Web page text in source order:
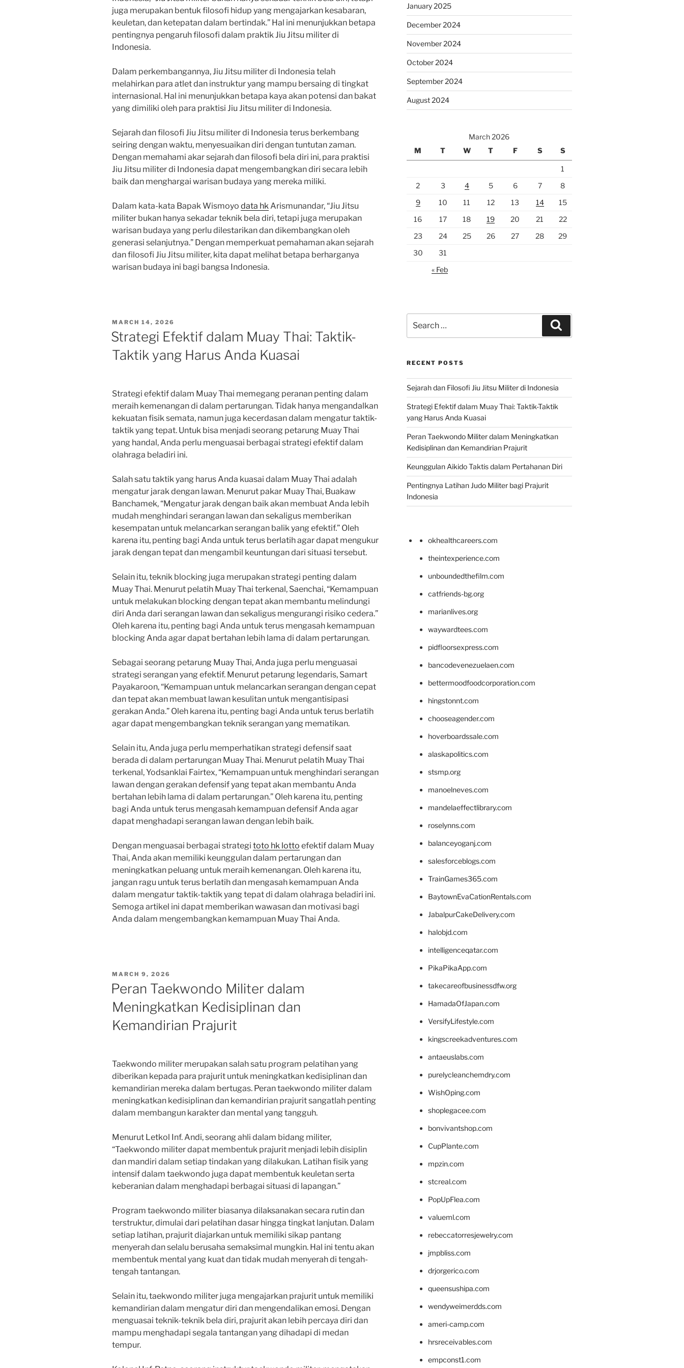
juga merupakan bentuk filosofi hidup yang mengajarkan kesabaran,
keuletan, dan ketepatan dalam bertindak.” Hal ini menunjukkan betapa
pentingnya pengaruh filosofi dalam praktik Jiu Jitsu militer di
Indonesia.
Dalam perkembangannya, Jiu Jitsu militer di Indonesia telah
melahirkan para atlet dan instruktur yang mampu bersaing di tingkat
internasional. Hal ini menunjukkan betapa kaya akan potensi dan bakat
yang dimiliki oleh para praktisi Jiu Jitsu militer di Indonesia.
Sejarah dan filosofi Jiu Jitsu militer di Indonesia terus berkembang
seiring dengan waktu, menyesuaikan diri dengan tuntutan zaman.
Dengan memahami akar sejarah dan filosofi bela diri ini, para praktisi
Jiu Jitsu militer di Indonesia dapat mengembangkan diri secara lebih
baik dan menghargai warisan budaya yang mereka miliki.
Dalam kata-kata Bapak Wismoyo data hk Arismunandar, “Jiu Jitsu
militer bukan hanya sekadar teknik bela diri, tetapi juga merupakan
warisan budaya yang perlu dilestarikan dan dikembangkan oleh
generasi selanjutnya.” Dengan memperkuat pemahaman akan sejarah
dan filosofi Jiu Jitsu militer, kita dapat melihat betapa berharganya
warisan budaya ini bagi bangsa Indonesia.
POSTED
MARCH 14, 2026
Strategi Efektif dalam Muay Thai: Taktik-
Taktik yang Harus Anda Kuasai
Strategi efektif dalam Muay Thai memegang peranan penting dalam
meraih kemenangan di dalam pertarungan. Tidak hanya mengandalkan
kekuatan fisik semata, namun juga kecerdasan dalam mengatur taktik-
taktik yang tepat. Untuk bisa menjadi seorang petarung Muay Thai
yang handal, Anda perlu menguasai berbagai strategi efektif dalam
olahraga beladiri ini.
Salah satu taktik yang harus Anda kuasai dalam Muay Thai adalah
mengatur jarak dengan lawan. Menurut pakar Muay Thai, Buakaw
Banchamek, “Mengatur jarak dengan baik akan membuat Anda lebih
mudah menghindari serangan lawan dan sekaligus memberikan
kesempatan untuk melancarkan serangan balik yang efektif.” Oleh
karena itu, penting bagi Anda untuk terus berlatih agar dapat mengukur
jarak dengan tepat dan mengambil keuntungan dari situasi tersebut.
Selain itu, teknik blocking juga merupakan strategi penting dalam
Muay Thai. Menurut pelatih Muay Thai terkenal, Saenchai, “Kemampuan
untuk melakukan blocking dengan tepat akan membantu melindungi
diri Anda dari serangan lawan dan sekaligus mengurangi risiko cedera.”
Oleh karena itu, penting bagi Anda untuk terus mengasah kemampuan
blocking Anda agar dapat bertahan lebih lama di dalam pertarungan.
Sebagai seorang petarung Muay Thai, Anda juga perlu menguasai
strategi serangan yang efektif. Menurut petarung legendaris, Samart
Payakaroon, “Kemampuan untuk melancarkan serangan dengan cepat
dan tepat akan membuat lawan kesulitan untuk mengantisipasi
gerakan Anda.” Oleh karena itu, penting bagi Anda untuk terus berlatih
agar dapat mengembangkan teknik serangan yang mematikan.
Selain itu, Anda juga perlu memperhatikan strategi defensif saat
berada di dalam pertarungan Muay Thai. Menurut pelatih Muay Thai
terkenal, Yodsanklai Fairtex, “Kemampuan untuk menghindari serangan
lawan dengan gerakan defensif yang tepat akan membantu Anda
bertahan lebih lama di dalam pertarungan.” Oleh karena itu, penting
bagi Anda untuk terus mengasah kemampuan defensif Anda agar
dapat menghadapi serangan lawan dengan lebih baik.
Dengan menguasai berbagai strategi toto hk lotto efektif dalam Muay
Thai, Anda akan memiliki keunggulan dalam pertarungan dan
meningkatkan peluang untuk meraih kemenangan. Oleh karena itu,
jangan ragu untuk terus berlatih dan mengasah kemampuan Anda
dalam mengatur taktik-taktik yang tepat di dalam olahraga beladiri ini.
Semoga artikel ini dapat memberikan wawasan dan motivasi bagi
Anda dalam mengembangkan kemampuan Muay Thai Anda.
POSTED
ON
MARCH 9, 2026
Peran Taekwondo Militer dalam
Meningkatkan Kedisiplinan dan
Kemandirian Prajurit
Taekwondo militer merupakan salah satu program pelatihan yang
diberikan kepada para prajurit untuk meningkatkan kedisiplinan dan
kemandirian mereka dalam bertugas. Peran taekwondo militer dalam
meningkatkan kedisiplinan dan kemandirian prajurit sangatlah penting
dalam membangun karakter dan mental yang tangguh.
Menurut Letkol Inf. Andi, seorang ahli dalam bidang militer,
“Taekwondo militer dapat membentuk prajurit menjadi lebih disiplin
dan mandiri dalam setiap tindakan yang dilakukan. Latihan fisik yang
intensif dalam taekwondo juga dapat membentuk keuletan serta
keberanian dalam menghadapi berbagai situasi di lapangan.”
Program taekwondo militer biasanya dilaksanakan secara rutin dan
terstruktur, dimulai dari pelatihan dasar hingga tingkat lanjutan. Dalam
setiap latihan, prajurit diajarkan untuk memiliki sikap pantang
menyerah dan selalu berusaha semaksimal mungkin. Hal ini tentu akan
membentuk mental yang kuat dan tidak mudah menyerah di tengah-
tengah tantangan.
Selain itu, taekwondo militer juga mengajarkan prajurit untuk memiliki
kemandirian dalam mengatur diri dan mengendalikan emosi. Dengan
menguasai teknik-teknik bela diri, prajurit akan lebih percaya diri dan
mampu menghadapi segala tantangan yang dihadapi di medan
tempur.
January 2025
December 2024
November 2024
October 2024
September 2024
August 2024
March 2026
M
T W T F S S
1
2
3 4 5 6 7
8
9
10 11 12 13 14
15
16
17 18 19 20 21
22
23
24 25 26 27 28
29
30
31
« Feb
for:
RECENT POSTS
Sejarah dan Filosofi Jiu Jitsu Militer di Indonesia
Strategi Efektif dalam Muay Thai: Taktik-Taktik
yang Harus Anda Kuasai
Peran Taekwondo Militer dalam Meningkatkan
Kedisiplinan dan Kemandirian Prajurit
Keunggulan Aikido Taktis dalam Pertahanan Diri
Pentingnya Latihan Judo Militer bagi Prajurit
Indonesia
okhealthcareers.com
theintexperience.com
unboundedthefilm.com
catfriends-bg.org
marianlives.org
waywardtees.com
pidfloorsexpress.com
bancodevenezuelaen.com
bettermoodfoodcorporation.com
hingstonnt.com
chooseagender.com
hoverboardssale.com
alaskapolitics.com
stsmp.org
manoelneves.com
mandelaeffectlibrary.com
roselynns.com
balanceyoganj.com
salesforceblogs.com
TrainGames365.com
BaytownEvaCationRentals.com
JabalpurCakeDelivery.com
halobjd.com
intelligenceqatar.com
PikaPikaApp.com
takecareofbusinessdfw.org
HamadaOfJapan.com
VersifyLifestyle.com
kingscreekadventures.com
antaeuslabs.com
purelycleanchemdry.com
WishOping.com
shoplegacee.com
bonvivantshop.com
CupPlante.com
mpzin.com
stcreal.com
PopUpFlea.com
valueml.com
rebeccatorresjewelry.com
jmpbliss.com
drjorgerico.com
queensushipa.com
wendyweimerdds.com
ameri-camp.com
hrsreceivables.com
empconst1.com